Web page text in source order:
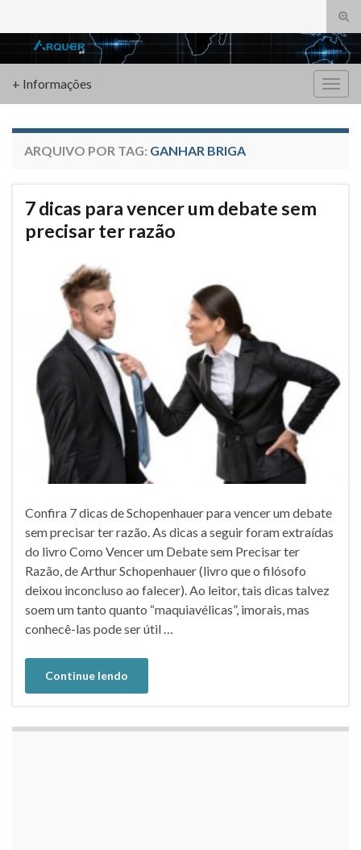
de
Search for:
+ Informações
ARQUIVO POR TAG: GANHAR BRIGA
7 dicas para vencer um debate sem
precisar ter razão
Confira 7 dicas de Schopenhauer para vencer um debate
sem precisar ter razão. As dicas a seguir foram extraídas
do livro Como Vencer um Debate sem Precisar ter
Razão, de Arthur Schopenhauer (livro que o filósofo
deixou inconcluso ao falecer). Ao leitor, tais dicas talvez
soem um tanto quanto “maquiavélicas”, imorais, mas
conhecê-las pode ser útil …
Continue lendo